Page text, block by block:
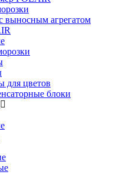
выносным агрегатом
для цветов
блоки